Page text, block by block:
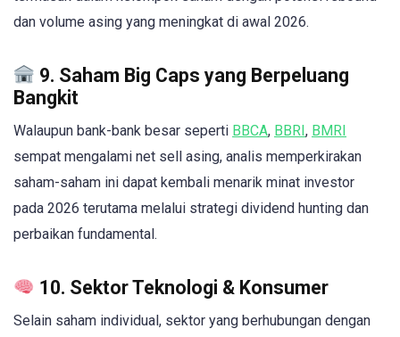
dan volume asing yang meningkat di awal 2026.
9. Saham Big Caps yang Berpeluang
Bangkit
Walaupun bank-bank besar seperti BBCA, BBRI , BMRI
sempat mengalami net sell asing, analis memperkirakan
saham-saham ini dapat kembali menarik minat investor
pada 2026 terutama melalui strategi dividend hunting dan
perbaikan fundamental.
10. Sektor Teknologi & Konsumer
Selain saham individual, sektor yang berhubungan dengan